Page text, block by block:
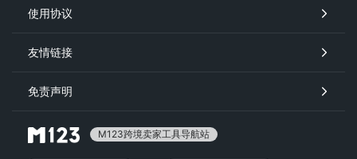
使用协议
友情链接
免责声明
M123跨境卖家工具导航站